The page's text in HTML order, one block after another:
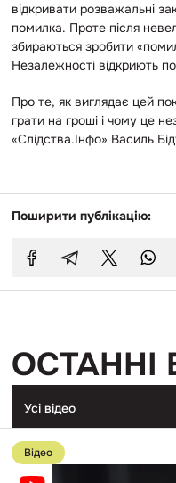
відкривати розважальні
помилка. Проте після
збираються зробити
Незалежності відкриють
Про те, як виглядає цей
грати на гроші і чому це
«Слідства.Інфо» Василь
Поширити публікацію:
ОСТАННІ
Усі відео
Перейти
до
публікації
Ґвалтував
Відео